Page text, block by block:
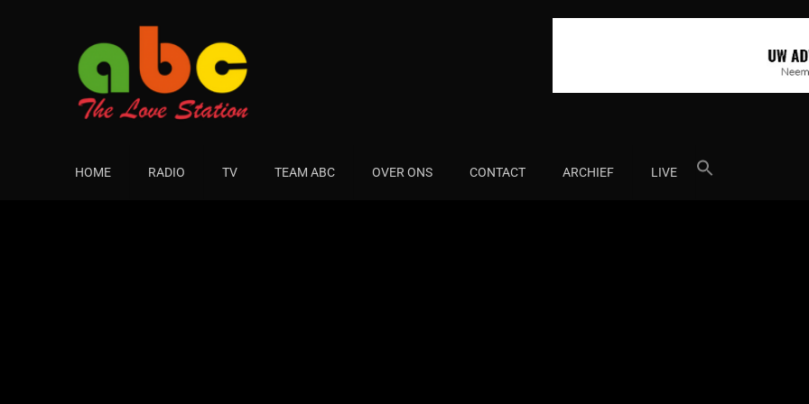
HOME RADIO TV TEAM ABC OVER ONS CONTACT ARCHIEF LIVE
Search
for: